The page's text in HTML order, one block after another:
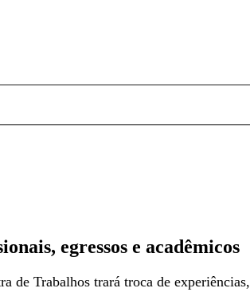
egressos e acadêmicos
de Trabalhos trará troca de